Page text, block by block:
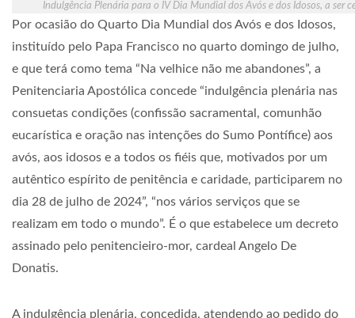
Indulgência Plenária para o IV Dia Mundial dos Avós e dos Idosos, a ser
Por ocasião do Quarto Dia Mundial dos Avós e dos Idosos,
instituído pelo Papa Francisco no quarto domingo de julho,
e que terá como tema “Na velhice não me abandones”, a
Penitenciaria Apostólica concede “indulgência plenária nas
consuetas condições (confissão sacramental, comunhão
eucarística e oração nas intenções do Sumo Pontífice) aos
avós, aos idosos e a todos os fiéis que, motivados por um
autêntico espírito de penitência e caridade, participarem no
dia 28 de julho de 2024”, “nos vários serviços que se
realizam em todo o mundo”. É o que estabelece um decreto
assinado pelo penitencieiro-mor, cardeal Angelo De
Donatis.
A indulgência plenária, concedida, atendendo ao pedido do